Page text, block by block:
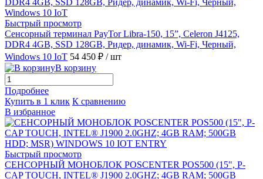
Быстрый просмотр
Сенсорный терминал PayTor Libra-150, 15”, Celeron J4125,
DDR4 4GB, SSD 128GB, Ридер, динамик, Wi-Fi, Черный,
Windows 10 IoT 54 450 ₽ / шт
В корзину
Подробнее
Купить в 1 клик К сравнению
В избранное
Быстрый просмотр
СЕНСОРНЫЙ МОНОБЛОК POSCENTER POS500 (15", P-
CAP TOUCH, INTEL® J1900 2.0GHZ; 4GB RAM; 500GB